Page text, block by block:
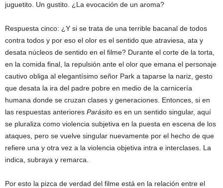
juguetito. Un gustito. ¿La evocación de un aroma?
Respuesta cinco: ¿Y si se trata de una terrible bacanal de todos
contra todos y por eso el olor es el sentido que atraviesa, ata y
desata núcleos de sentido en el filme? Durante el corte de la torta,
en la comida final, la repulsión ante el olor que emana el personaje
cautivo obliga al elegantísimo señor Park a taparse la nariz, gesto
que desata la ira del padre pobre en medio de la carnicería
humana donde se cruzan clases y generaciones. Entonces, si en
las respuestas anteriores Parásito es en un sentido singular, aquí
se pluraliza como violencia subjetiva en la puesta en escena de los
ataques, pero se vuelve singular nuevamente por el hecho de que
refiere una y otra vez a la violencia objetiva intra e interclases. La
indica, subraya y remarca.
Por esto la pizca de verdad del filme está en la relación entre el